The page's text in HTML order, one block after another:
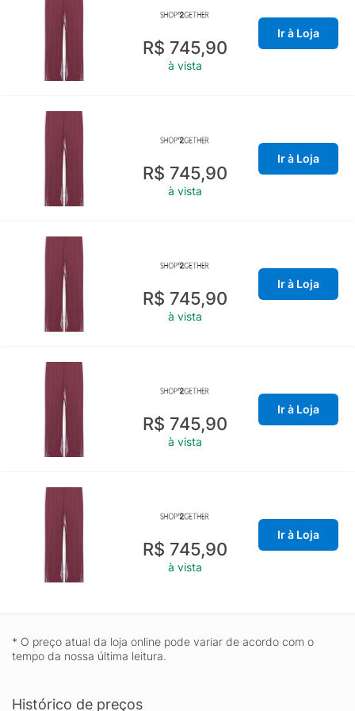
R$ 745,90
à vista
Ir à Loja
R$ 745,90
à vista
Ir à Loja
R$ 745,90
à vista
Ir à Loja
R$ 745,90
à vista
Ir à Loja
R$ 745,90
à vista
Ir à Loja
* O preço atual da loja online pode variar de acordo com o
tempo da nossa última leitura.
Histórico de preços